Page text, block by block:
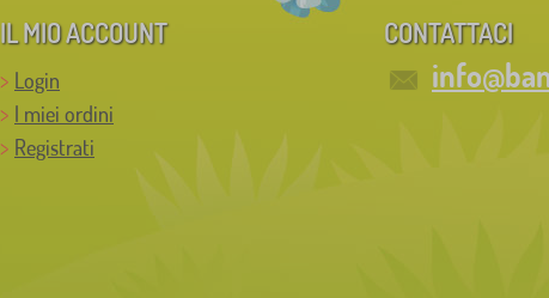
IL MIO ACCOUNT
Login
I miei ordini
Registrati
CONTATTACI